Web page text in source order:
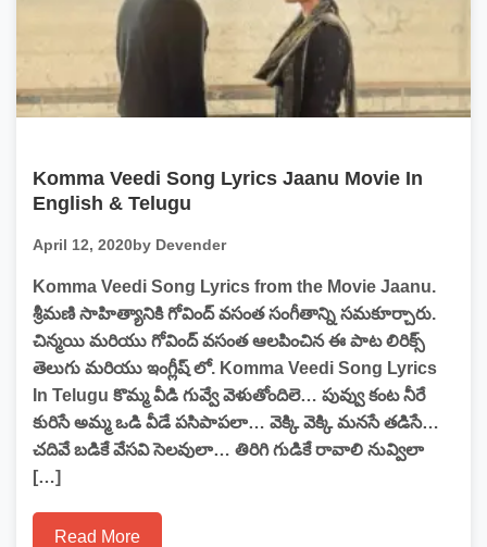
Komma Veedi Song Lyrics Jaanu Movie In
English & Telugu
April 12, 2020by Devender
Komma Veedi Song Lyrics from the Movie Jaanu.
శ్రీమణి సాహిత్యానికి గోవింద్ వసంత సంగీతాన్ని సమకూర్చారు.
చిన్మయి మరియు గోవింద్ వసంత ఆలపించిన ఈ పాట లిరిక్స్
తెలుగు మరియు ఇంగ్లీష్ లో. Komma Veedi Song Lyrics
In Telugu కొమ్మ వీడి గువ్వే వెళుతోందిలె… పువ్వు కంట నీరే
కురిసే అమ్మ ఒడి వీడే పసిపాపలా… వెక్కి వెక్కి మనసే తడిసే…
చదివే బడికే వేసవి సెలవులా… తిరిగి గుడికే రావాలి నువ్విలా
[…]
Read More